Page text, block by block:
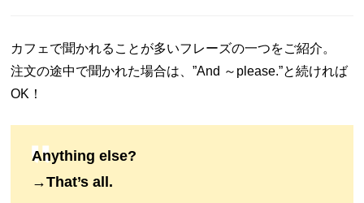
カフェで聞かれることが多いフレーズの一つをご紹介。
注文の途中で聞かれた場合は、”And ～please.”と続ければ
OK！
Anything else?
→That’s all.